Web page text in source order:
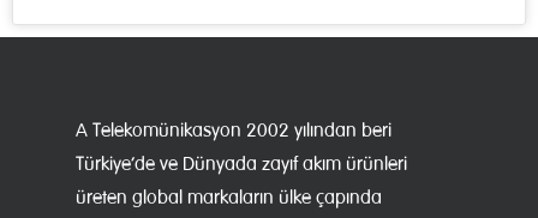
A Telekomünikasyon 2002 yılından beri
Türkiye’de ve Dünyada zayıf akım ürünleri
üreten global markaların ülke çapında